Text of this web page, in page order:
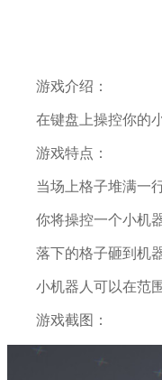
游戏介绍：
在键盘上操控你的
游戏特点：
当场上格子堆满一
你将操控一个小机
落下的格子砸到机
小机器人可以在范
游戏截图：